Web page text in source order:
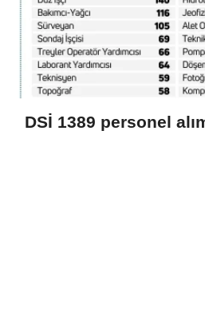
DSİ 1389 personel